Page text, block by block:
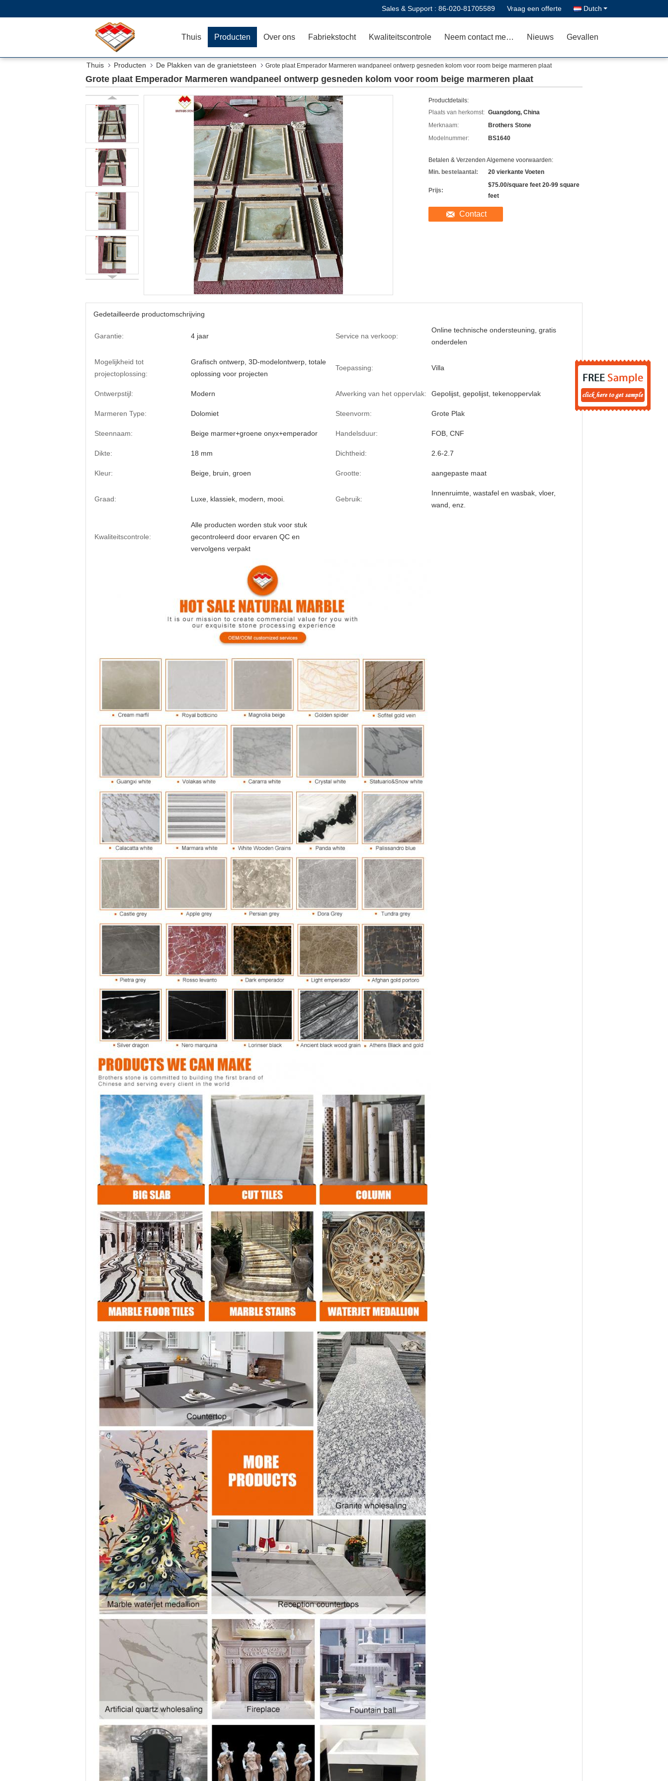
Sales & Support : 86-020-81705589 Vraag een offerte Dutch
Thuis Producten Over ons Fabriekstocht Kwaliteitscontrole Neem contact met ons op Nieuws Gevallen
Thuis Producten De Plakken van de granietsteen Grote plaat Emperador Marmeren wandpaneel ontwerp gesneden kolom voor room beige marmeren plaat
Grote plaat Emperador Marmeren wandpaneel ontwerp gesneden kolom voor room beige marmeren plaat
Productdetails:
Plaats van herkomst: Guangdong, China
Merknaam:
Brothers Stone
Modelnummer:
BS1640
Betalen & Verzenden Algemene voorwaarden:
Min. bestelaantal:
20 vierkante Voeten
Prijs:
$75.00/square feet 20-99 square
feet
Contact
Gedetailleerde productomschrijving
Garantie: 4 jaar Service na verkoop:
Online technische ondersteuning, gratis
onderdelen
Mogelijkheid tot
projectoplossing:
Grafisch ontwerp, 3D-modelontwerp, totale
oplossing voor projecten
Toepassing: Villa
Ontwerpstijl: Modern Afwerking van het oppervlak: Gepolijst, gepolijst, tekenoppervlak
Marmeren Type: Dolomiet Steenvorm: Grote Plak
Steennaam: Beige marmer+groene onyx+emperador Handelsduur: FOB, CNF
Dikte: 18 mm Dichtheid: 2.6-2.7
Kleur: Beige, bruin, groen Grootte: aangepaste maat
Graad: Luxe, klassiek, modern, mooi. Gebruik:
Innenruimte, wastafel en wasbak, vloer,
wand, enz.
Kwaliteitscontrole:
Alle producten worden stuk voor stuk
gecontroleerd door ervaren QC en
vervolgens verpakt